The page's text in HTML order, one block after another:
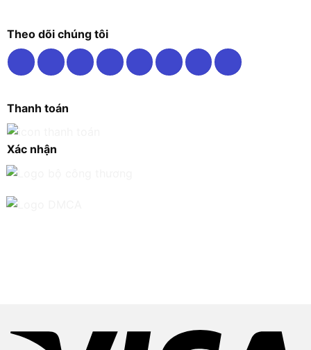
Theo dõi chúng tôi
Thanh toán
Xác nhận